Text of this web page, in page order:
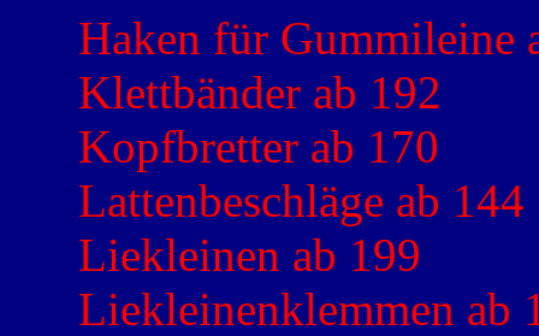
Haken für Gummileine
Klettbänder ab 192
Kopfbretter ab 170
Lattenbeschläge ab 144
Liekleinen ab 199
Liekleinenklemmen ab